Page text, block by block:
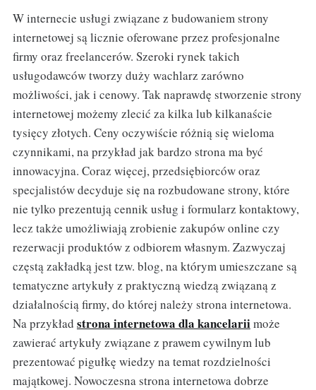
W internecie usługi związane z budowaniem strony
internetowej są licznie oferowane przez profesjonalne
firmy oraz freelancerów. Szeroki rynek takich
usługodawców tworzy duży wachlarz zarówno
możliwości, jak i cenowy. Tak naprawdę stworzenie strony
internetowej możemy zlecić za kilka lub kilkanaście
tysięcy złotych. Ceny oczywiście różnią się wieloma
czynnikami, na przykład jak bardzo strona ma być
innowacyjna. Coraz więcej, przedsiębiorców oraz
specjalistów decyduje się na rozbudowane strony, które
nie tylko prezentują cennik usług i formularz kontaktowy,
lecz także umożliwiają zrobienie zakupów online czy
rezerwacji produktów z odbiorem własnym. Zazwyczaj
częstą zakładką jest tzw. blog, na którym umieszczane są
tematyczne artykuły z praktyczną wiedzą związaną z
działalnością firmy, do której należy strona internetowa.
Na przykład strona internetowa dla kancelariimoże
zawierać artykuły związane z prawem cywilnym lub
prezentować pigułkę wiedzy na temat rozdzielności
majątkowej. Nowoczesna strona internetowa dobrze